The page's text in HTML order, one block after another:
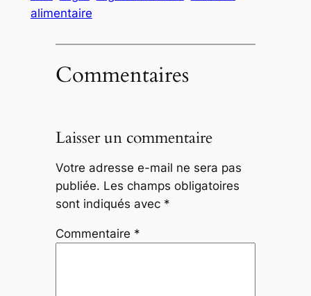
alimentaire
Commentaires
Laisser un commentaire
Votre adresse e-mail ne sera pas
publiée. Les champs obligatoires
sont indiqués avec *
Commentaire *